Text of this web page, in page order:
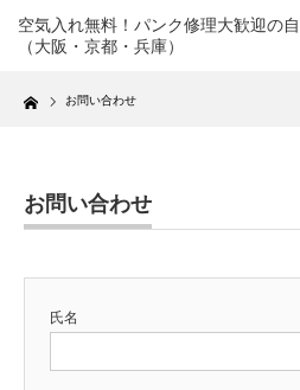
空気入れ無料！パンク修理大歓迎の
（大阪・京都・兵庫）
Home お問い合わせ
お問い合わせ
氏名